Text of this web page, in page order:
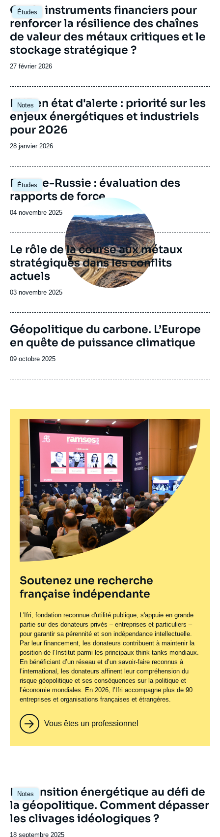
Études
Image
principale
Quels instruments financiers pour
renforcer la résilience des chaînes
de valeur des métaux critiques et le
stockage stratégique ?
Date
publication
27 février 2026
Notes
Image
principale
L'UE en état d'alerte : priorité sur les
enjeux énergétiques et industriels
pour 2026
Date
publication
28 janvier 2026
Études
Image
principale
Europe-Russie : évaluation des
rapports de force
Date
publication
04 novembre 2025
Image
Le rôle de la course aux métaux
stratégiques dans les conflits
actuels
Date
publication
03 novembre 2025
Image
de
couverture
la
Géopolitique du carbone. L’Europe
en quête de puissance climatique
Date
publication
09 octobre 2025
Soutenez une recherche
française indépendante
L'Ifri, fondation reconnue d'utilité publique, s'appuie en grande
partie sur des donateurs privés – entreprises et particuliers –
pour garantir sa pérennité et son indépendance intellectuelle.
Par leur financement, les donateurs contribuent à maintenir la
position de l’Institut parmi les principaux think tanks mondiaux.
En bénéficiant d’un réseau et d’un savoir-faire reconnus à
l’international, les donateurs affinent leur compréhension du
risque géopolitique et ses conséquences sur la politique et
l’économie mondiales. En 2026, l’Ifri accompagne plus de 90
entreprises et organisations françaises et étrangères.
Vous êtes un professionnel
Notes
Image
principale
La transition énergétique au défi de
la géopolitique. Comment dépasser
les clivages idéologiques ?
Date
18 septembre 2025